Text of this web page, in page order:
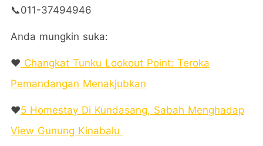
📞011-37494946
Anda mungkin suka:
❤️ Changkat Tunku Lookout Point: Teroka
Pemandangan Menakjubkan
❤️5 Homestay Di Kundasang, Sabah Menghadap
View Gunung Kinabalu